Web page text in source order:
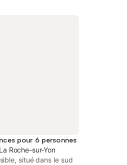
pour 6 personnes
Roche-sur-Yon
situé dans le sud